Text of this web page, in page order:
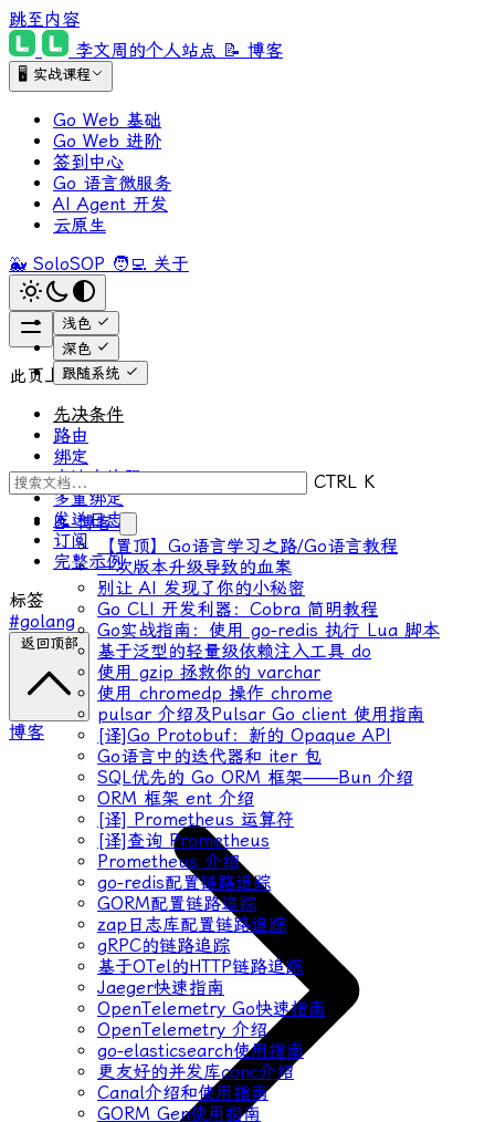
跳至内容
李文周的个人站点 📝 博客
🖥 实战课程
Go Web 基础
Go Web 进阶
签到中心
Go 语言微服务
AI Agent 开发
云原生
🐳 SoloSOP 🧑‍💻 关于
浅色
深色
跟随系统
CTRL K
📝 博客
【置顶】Go语言学习之路/Go语言教程
一次版本升级导致的血案
别让 AI 发现了你的小秘密
Go CLI 开发利器：Cobra 简明教程
Go实战指南：使用 go-redis 执行 Lua 脚本
基于泛型的轻量级依赖注入工具 do
使用 gzip 拯救你的 varchar
使用 chromedp 操作 chrome
pulsar 介绍及Pulsar Go client 使用指南
[译]Go Protobuf：新的 Opaque API
Go语言中的迭代器和 iter 包
SQL优先的 Go ORM 框架——Bun 介绍
ORM 框架 ent 介绍
[译] Prometheus 运算符
[译]查询 Prometheus
Prometheus 介绍
go-redis配置链路追踪
GORM配置链路追踪
zap日志库配置链路追踪
gRPC的链路追踪
基于OTel的HTTP链路追踪
Jaeger快速指南
OpenTelemetry Go快速指南
OpenTelemetry 介绍
go-elasticsearch使用指南
更友好的并发库conc介绍
Canal介绍和使用指南
GORM Gen使用指南
此页上
先决条件
路由
绑定
直连交换器
多重绑定
发送日志
订阅
完整示例
标签
#golang
返回顶部
博客